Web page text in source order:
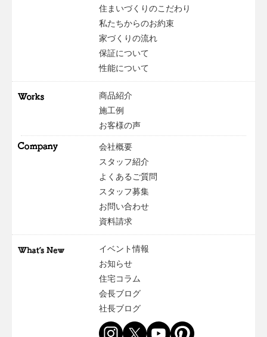
住まいづくりのこだわり
私たちからのお約束
家づくりの流れ
保証について
性能について
商品紹介
施工例
お客様の声
会社概要
スタッフ紹介
よくあるご質問
スタッフ募集
お問い合わせ
資料請求
イベント情報
お知らせ
住宅コラム
会長ブログ
社長ブログ